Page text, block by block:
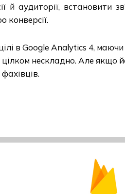
й аудиторії, встановити
конверсії.
в Google Analytics 4, маючи
нескладно. Але якщо